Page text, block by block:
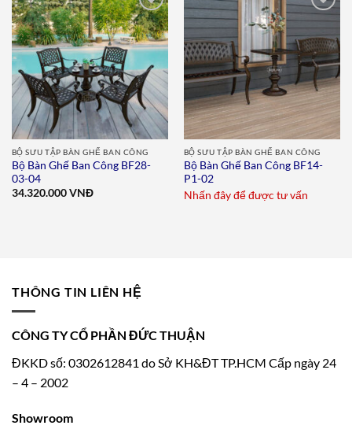
Add to
wishlist
BỘ SƯU TẬP BÀN GHẾ BAN CÔNG
Bộ Bàn Ghế Ban Công BF28-
03-04
34.320.000VNĐ
Add to
BỘ SƯU TẬP BÀN GHẾ BAN CÔNG
Bộ Bàn Ghế Ban Công BF14-
P1-02
Nhấn đây để được tư vấn
THÔNG TIN LIÊN HỆ
CÔNG TY CỔ PHẦN ĐỨC THUẬN
ĐKKD số: 0302612841 do Sở KH&ĐT TP.HCM Cấp ngày 24
– 4 – 2002
Showroom